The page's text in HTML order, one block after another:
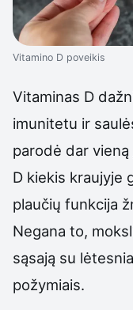
Vitamino D poveikis
Vitaminas D
imunitetu ir
parodė dar
D kiekis kraujyje
plaučių funkcija
Negana to,
sąsają su
požymiais.